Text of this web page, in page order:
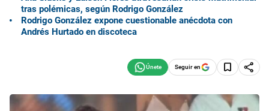
tras polémicas, según Rodrigo González
Rodrigo González expone cuestionable anécdota con
Andrés Hurtado en discoteca
Seguir en